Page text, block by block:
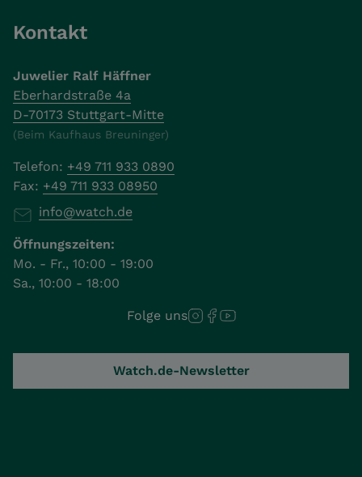
Kontakt
Juwelier Ralf Häffner
Eberhardstraße 4a
D-70173 Stuttgart-Mitte
(Beim Kaufhaus Breuninger)
Telefon: +49 711 933 0890
Fax: +49 711 933 08950
info@watch.de
Öffnungszeiten:
Mo. - Fr., 10:00 - 19:00
Sa., 10:00 - 18:00
Folge uns
Watch.de-Newsletter